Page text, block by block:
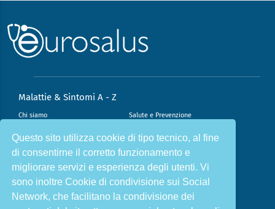
Questo sito utilizza cookie di tipo tecnico, al fine
di consentirne il corretto funzionamento e
migliorare servizi e esperienza degli utenti. Vi
sono inoltre Cookie di condivisione sui Social
Network, che facilitano la condivisione dei
Malattie & Sintomi A - Z
Chi siamo Salute e Prevenzione
Infiammazione e Allergia Direzione scientifica
Nutrizione e Stili di vita Sport e Benessere
Cookie Policy L’angolo del dottore